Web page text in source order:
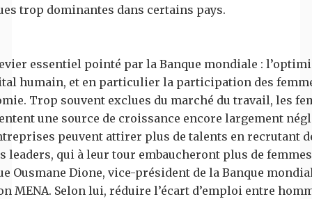
trop dominantes dans certains pays.
essentiel pointé par la Banque mondiale :
humain, et en particulier la participation des
Trop souvent exclues du marché du travail, les
une source de croissance encore largement
peuvent attirer plus de talents en recrutant
leaders, qui à leur tour embaucheront plus de
Ousmane Dione, vice-président de la Banque
MENA. Selon lui, réduire l’écart d’emploi entre